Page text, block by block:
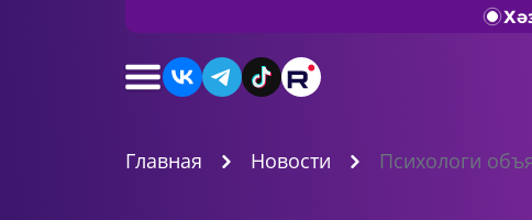
Главная Новости Психологи